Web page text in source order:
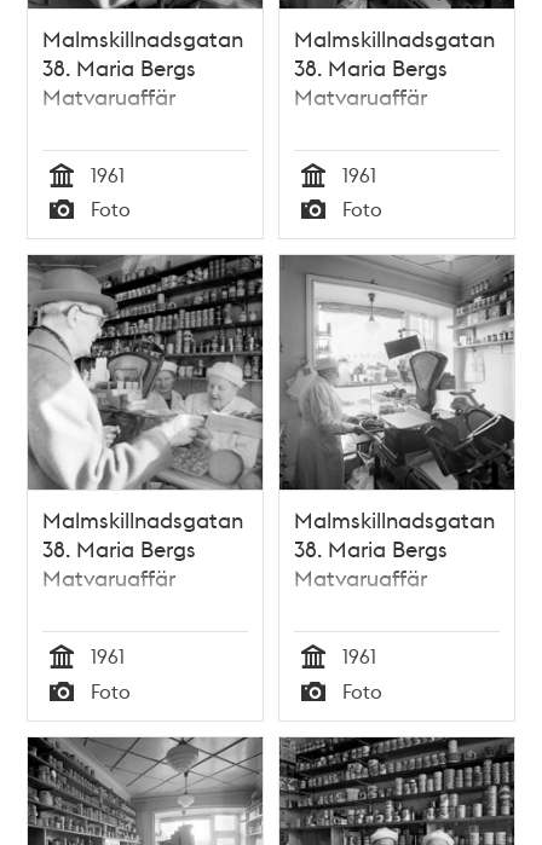
Malmskillnadsgatan
38. Maria Bergs
Matvaruaffär
Tid
1961
Typ
Foto
Malmskillnadsgatan
38. Maria Bergs
Matvaruaffär
Tid
1961
Typ
Foto
Malmskillnadsgatan
38. Maria Bergs
Matvaruaffär
Tid
1961
Typ
Foto
Malmskillnadsgatan
38. Maria Bergs
Matvaruaffär
Tid
1961
Typ
Foto